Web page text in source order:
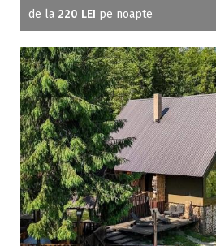
de la 220 LEI pe noapte